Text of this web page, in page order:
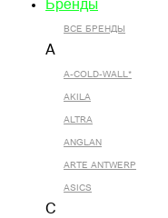
Бренды
ВСЕ БРЕНДЫ
A
A-COLD-WALL*
AKILA
ALTRA
ANGLAN
ARTE ANTWERP
ASICS
C